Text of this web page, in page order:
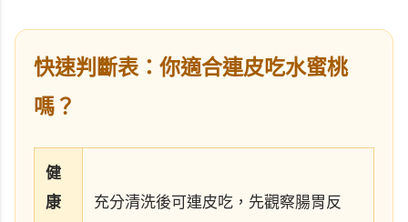
快速判斷表：你適合連皮吃水蜜桃
嗎？
健
康
充分清洗後可連皮吃，先觀察腸胃反